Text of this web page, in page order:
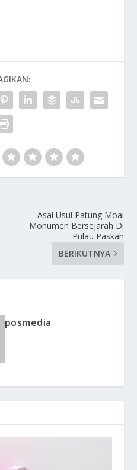
Asal Usul Patung Moai
Monumen Bersejarah Di
Pulau Paskah
BERIKUTNYA
posmedia